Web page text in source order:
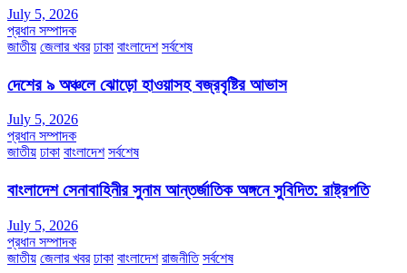
July 5, 2026
প্রধান সম্পাদক
জাতীয় জেলার খবর ঢাকা বাংলাদেশ সর্বশেষ
দেশের ৯ অঞ্চলে ঝোড়ো হাওয়াসহ বজ্রবৃষ্টির আভাস
July 5, 2026
প্রধান সম্পাদক
জাতীয় ঢাকা বাংলাদেশ সর্বশেষ
বাংলাদেশ সেনাবাহিনীর সুনাম আন্তর্জাতিক অঙ্গনে সুবিদিত: রাষ্ট্রপতি
July 5, 2026
প্রধান সম্পাদক
জাতীয় জেলার খবর ঢাকা বাংলাদেশ রাজনীতি সর্বশেষ